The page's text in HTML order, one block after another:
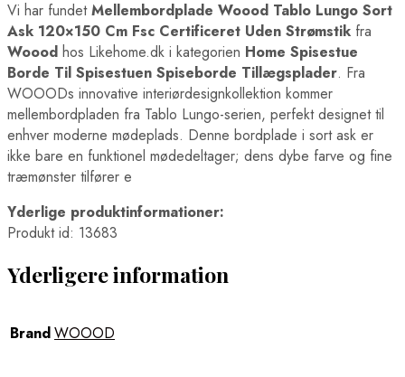
Vi har fundetMellembordplade Woood Tablo Lungo Sort
Ask 120×150 Cm Fsc Certificeret Uden Strømstik fra
Woood hos Likehome.dk i kategorien Home Spisestue
Borde Til Spisestuen Spiseborde Tillægsplader. Fra
WOOODs innovative interiørdesignkollektion kommer
mellembordpladen fra Tablo Lungo-serien, perfekt designet til
enhver moderne mødeplads. Denne bordplade i sort ask er
ikke bare en funktionel mødedeltager; dens dybe farve og fine
træmønster tilfører e
Yderlige produktinformationer:
Produkt id: 13683
Yderligere information
BrandWOOOD